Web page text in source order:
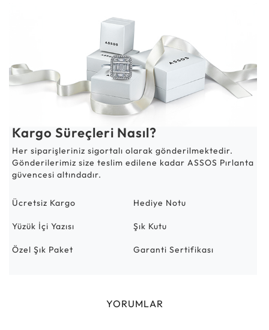
Kargo Süreçleri Nasıl?
Her siparişleriniz sigortalı olarak gönderilmektedir.
Gönderilerimiz size teslim edilene kadar ASSOS Pırlanta
güvencesi altındadır.
Ücretsiz Kargo Hediye Notu
Yüzük İçi Yazısı Şık Kutu
Özel Şık Paket Garanti Sertifikası
YORUMLAR